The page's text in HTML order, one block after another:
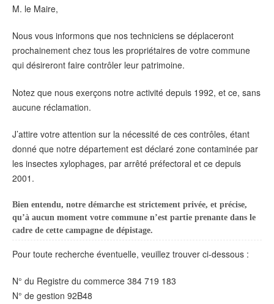
M. le Maire,
Nous vous informons que nos techniciens se déplaceront
prochainement chez tous les propriétaires de votre commune
qui désireront faire contrôler leur patrimoine.
Notez que nous exerçons notre activité depuis 1992, et ce, sans
aucune réclamation.
J’attire votre attention sur la nécessité de ces contrôles, étant
donné que notre département est déclaré zone contaminée par
les insectes xylophages, par arrêté préfectoral et ce depuis
2001.
Bien entendu, notre démarche est strictement privée, et précise,
qu’à aucun moment votre commune n’est partie prenante dans le
cadre de cette campagne de dépistage.
Pour toute recherche éventuelle, veuillez trouver ci-dessous :
N° du Registre du commerce 384 719 183
N° de gestion 92B48